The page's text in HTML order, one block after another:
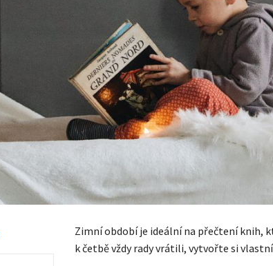
Zimní období je ideální na přečtení knih,
k četbě vždy rady vrátili, vytvořte si